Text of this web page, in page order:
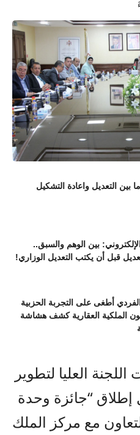
التعديل واعادة التشكيل
بين الوهم والسبق..
قبل أن يكتب التعديل الوزاري!
أطغى على التجربة الحزبية
الملكية العقارية كشف هشاشة
العليا لتطوير
إطلاق “جائزة وحدة
مع مركز الملك